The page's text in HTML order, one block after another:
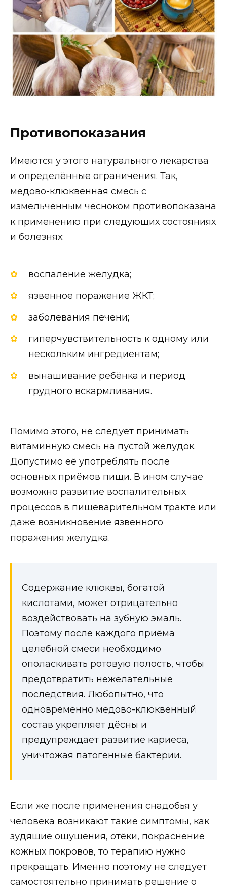
Противопоказания
Имеются у этого натурального лекарства
и определённые ограничения. Так,
медово-клюквенная смесь с
измельчённым чесноком противопоказана
к применению при следующих состояниях
и болезнях:
воспаление желудка;
язвенное поражение ЖКТ;
заболевания печени;
гиперчувствительность к одному или
нескольким ингредиентам;
вынашивание ребёнка и период
грудного вскармливания.
Помимо этого, не следует принимать
витаминную смесь на пустой желудок.
Допустимо её употреблять после
основных приёмов пищи. В ином случае
возможно развитие воспалительных
процессов в пищеварительном тракте или
даже возникновение язвенного
поражения желудка.
Содержание клюквы, богатой
кислотами, может отрицательно
воздействовать на зубную эмаль.
Поэтому после каждого приёма
целебной смеси необходимо
ополаскивать ротовую полость, чтобы
предотвратить нежелательные
последствия. Любопытно, что
одновременно медово-клюквенный
состав укрепляет дёсны и
предупреждает развитие кариеса,
уничтожая патогенные бактерии.
Если же после применения снадобья у
человека возникают такие симптомы, как
зудящие ощущения, отёки, покраснение
кожных покровов, то терапию нужно
прекращать. Именно поэтому не следует
самостоятельно принимать решение о